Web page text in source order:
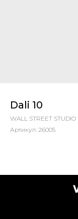
Dali 10
WALL STREET STUDIO
Артикул: 26005